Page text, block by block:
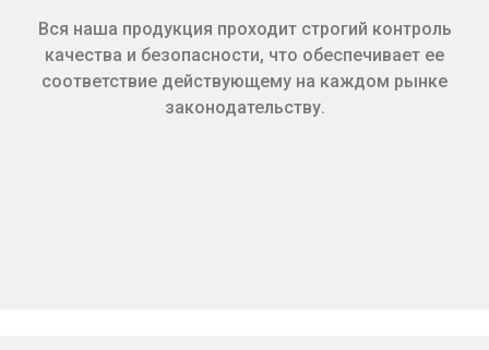
Вся наша продукция проходит строгий контроль
качества и безопасности, что обеспечивает ее
соответствие действующему на каждом рынке
законодательству.